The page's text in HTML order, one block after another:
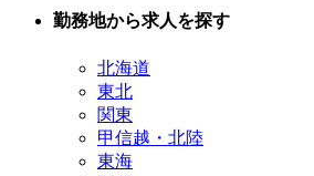
勤務地から求人を探す
北海道
東北
関東
甲信越・北陸
東海